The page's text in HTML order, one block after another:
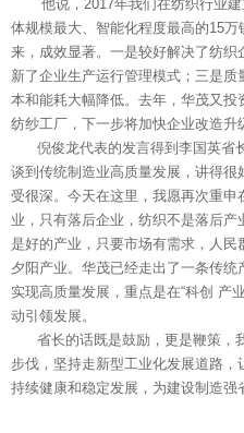
他说，2017年我们在纺织行业建
体规模最大、智能化程度最高的15
来，成效显著。一是较好解决了纺织
新了企业生产运行管理模式；三是
本和能耗大幅降低。去年，华茂又
纺纱工厂，下一步将加快企业改造升
倪俊龙代表的发言得到李国英省
谈到传统制造业高质量发展，讲得
受很深。今天在这里，我愿再次重
业，只有落后企业，纺织不是落后
是好的产业，只要市场有需求，人
夕阳产业。华茂已经走出了一条传
实现高质量发展，重点是在“科创 产
动引领发展。
省长的话既是鼓励，更是鞭策，
步伐，坚持走新型工业化发展道路
持续健康和稳定发展，为建设制造强